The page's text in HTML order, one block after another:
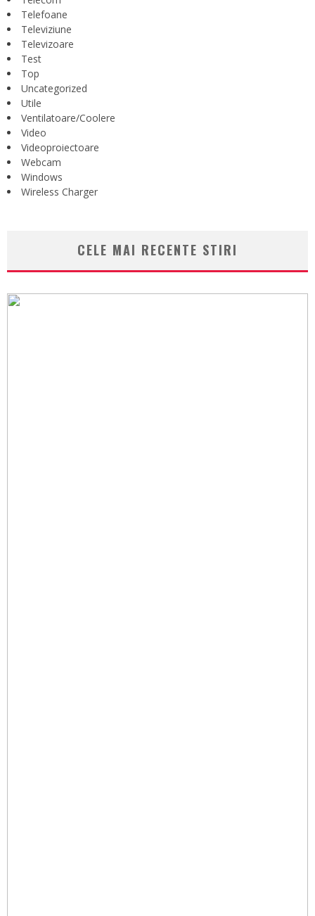
Telefoane
Televiziune
Televizoare
Test
Top
Uncategorized
Utile
Ventilatoare/Coolere
Video
Videoproiectoare
Webcam
Windows
Wireless Charger
CELE MAI RECENTE STIRI